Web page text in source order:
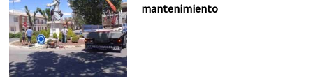
mantenimiento